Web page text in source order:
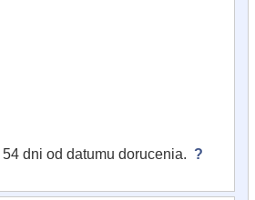
dni od datumu dorucenia. ?